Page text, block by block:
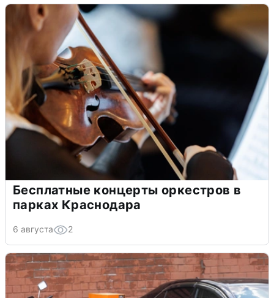
Бесплатные концерты оркестров в
парках Краснодара
6 августа 2